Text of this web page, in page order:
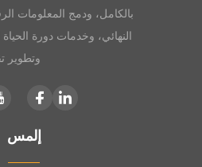
بالكامل، ودمج المعلومات
النهائي، وخدمات دورة
وتطوير
إلمس